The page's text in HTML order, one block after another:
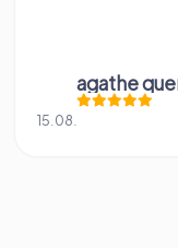
agathe
15.08.